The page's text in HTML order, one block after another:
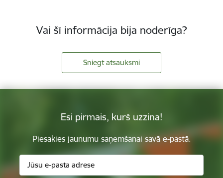
Vai šī informācija bija noderīga?
Sniegt atsauksmi
Esi pirmais, kurš uzzina!
Piesakies jaunumu saņemšanai savā e-pastā.